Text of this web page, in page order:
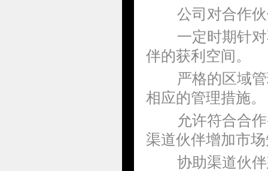
公司对合作
一定时期针
伴的获利空间。
严格的区域
相应的管理措施。
允许符合合
渠道伙伴增加市
协助渠道伙